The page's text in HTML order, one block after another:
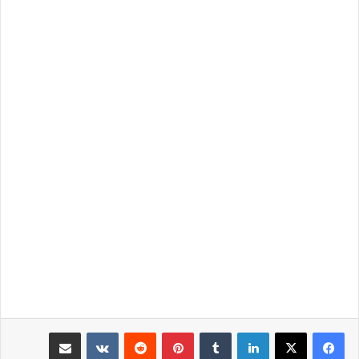
لينكدإن بينتيريست
مشاركة عبر البريد